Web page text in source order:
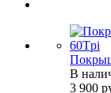
В
3 900